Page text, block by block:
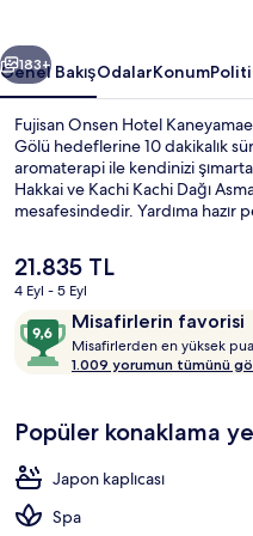
Sonraki
183+
Genel BakışOdalarKonum
Fujisan Onsen Hotel
Gölü hedeflerine 10 dakikalık
aromaterapi ile kendinizi
Hakkai ve Kachi Kachi Dağı
mesafesindedir. Yardıma hazır
Şu
anki
fiyat
21.835 TL
21.835 TL
4 Eyl - 5 Eyl
YorumlarMisafirlerin favorisi
10
üzerinden
9,6,
favorisi
Misafirlerden en yüksek
1.009 yorumun tümünü
Popüler konaklama
Japon kaplıcası
Spa